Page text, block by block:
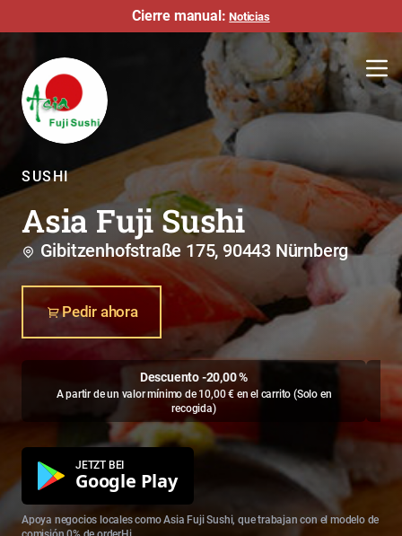
Cierre manual:Noticias
SUSHI
Asia Fuji Sushi
Gibitzenhofstraße 175, 90443 Nürnberg
Pedir ahora
Descuento -20,00 %
A partir de un valor mínimo de 10,00 € en el carrito (Solo en
recogida)
JETZT BEI
Google Play
Apoya negocios locales como Asia Fuji Sushi, que trabajan con el modelo de
comisión 0% de orderHi